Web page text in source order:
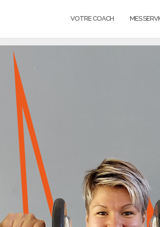
VOTRE COACH MES